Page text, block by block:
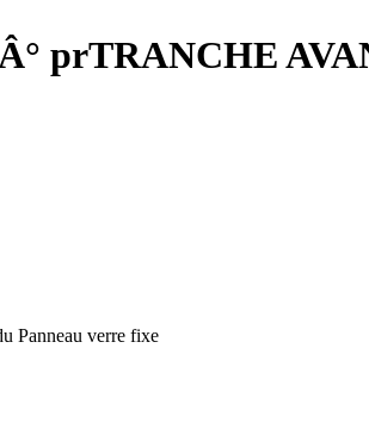
prTRANCHE
Panneau verre fixe